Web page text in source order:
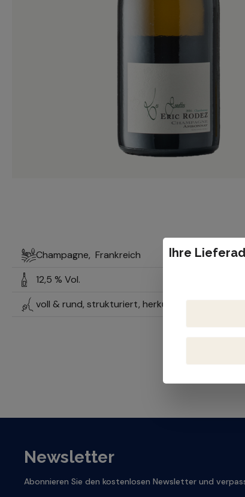
Champagne, Frankreich
12,5 % Vol.
voll & rund, strukturiert, herkunftstypisch,
Newsletter
Abonnieren Sie den kostenlosen Newsletter und
Ihre